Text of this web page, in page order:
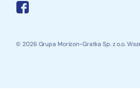
© 2026 Grupa Morizon-Gratka Sp. z o.o.